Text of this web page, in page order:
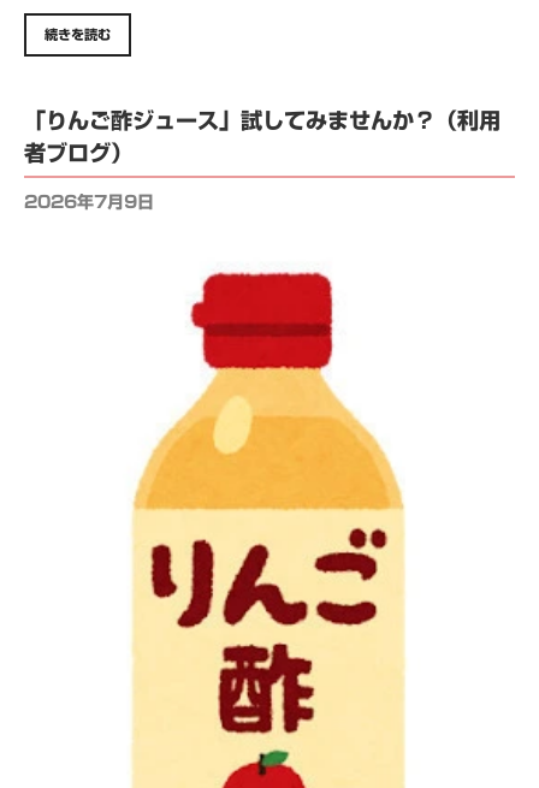
続きを読む
「りんご酢ジュース」試してみませんか？（利用
者ブログ）
2026年7月9日